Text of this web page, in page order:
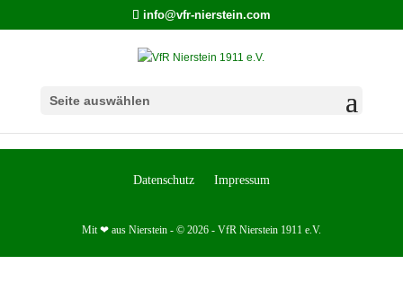
info@vfr-nierstein.com
Seite auswählen
Datenschutz Impressum
Mit ❤ aus Nierstein - © 2026 - VfR Nierstein 1911 e.V.